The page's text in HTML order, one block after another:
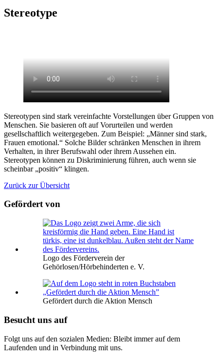
Stereotype
Stereotypen sind stark vereinfachte Vorstellungen über Gruppen von
Menschen. Sie basieren oft auf Vorurteilen und werden
gesellschaftlich weitergegeben. Zum Beispiel: „Männer sind stark,
Frauen emotional.“ Solche Bilder schränken Menschen in ihrem
Verhalten, in ihrer Berufswahl oder ihrem Aussehen ein.
Stereotypen können zu Diskriminierung führen, auch wenn sie
scheinbar „positiv“ klingen.
Zurück zur Übersicht
Gefördert von
Logo des Förderverein der
Gehörlosen/Hörbehinderten e. V.
Gefördert durch die Aktion Mensch
Besucht uns auf
Folgt uns auf den sozialen Medien: Bleibt immer auf dem
Laufenden und in Verbindung mit uns.